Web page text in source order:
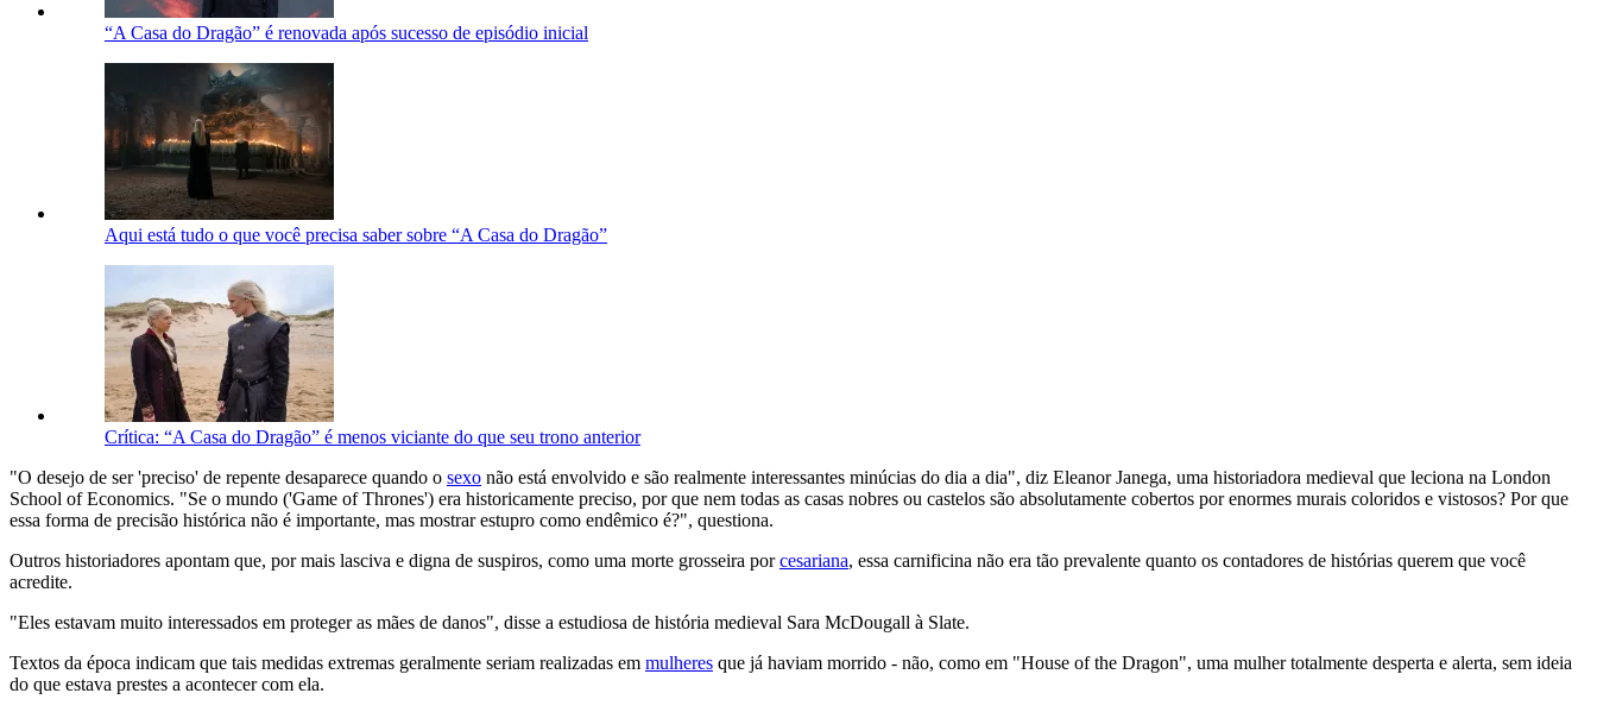
“A Casa do Dragão” é renovada após sucesso de episódio inicial
Aqui está tudo o que você precisa saber sobre “A Casa do Dragão”
Crítica: “A Casa do Dragão” é menos viciante do que seu trono anterior
"O desejo de ser 'preciso' de repente desaparece quando o sexo não está envolvido e são realmente interessantes minúcias do dia a dia", diz Eleanor Janega, uma historiadora medieval que leciona na London
School of Economics. "Se o mundo ('Game of Thrones') era historicamente preciso, por que nem todas as casas nobres ou castelos são absolutamente cobertos por enormes murais coloridos e vistosos? Por que
essa forma de precisão histórica não é importante, mas mostrar estupro como endêmico é?", questiona.
Outros historiadores apontam que, por mais lasciva e digna de suspiros, como uma morte grosseira porcesariana, essa carnificina não era tão prevalente quanto os contadores de histórias querem que você
acredite.
"Eles estavam muito interessados ​​em proteger as mães de danos", disse a estudiosa de história medieval Sara McDougall à Slate.
Textos da época indicam que tais medidas extremas geralmente seriam realizadas em mulheres que já haviam morrido - não, como em "House of the Dragon", uma mulher totalmente desperta e alerta, sem ideia
do que estava prestes a acontecer com ela.